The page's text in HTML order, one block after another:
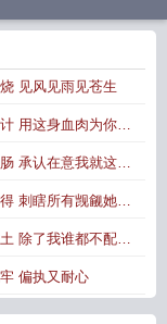
见风见雨见苍生
用这身血肉为你铺
承认在意我就这般
刺瞎所有觊觎她的
除了我谁都不配杀
偏执又耐心